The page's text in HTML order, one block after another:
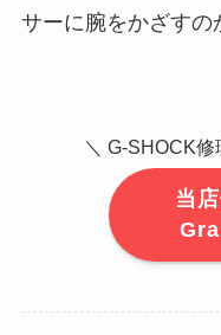
サーに腕をかざすの
＼ G-SHOCK
当